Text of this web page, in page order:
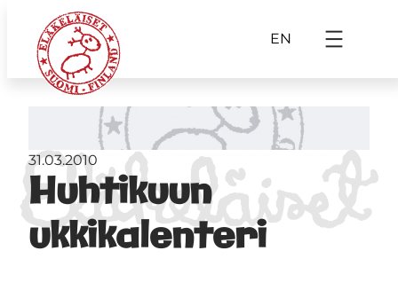
EN
Huhtikuun
ukkikalenteri
31.03.2010